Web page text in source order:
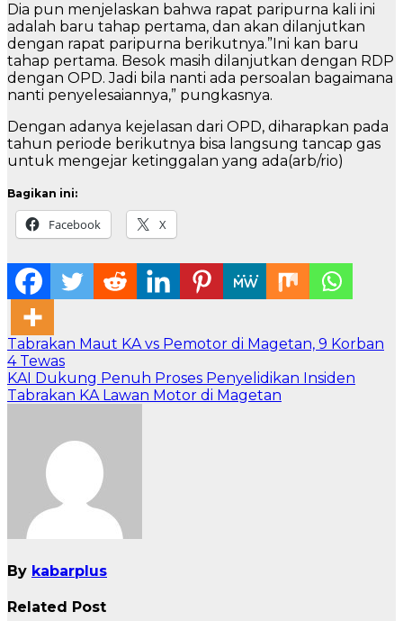
Dia pun menjelaskan bahwa rapat paripurna kali ini
adalah baru tahap pertama, dan akan dilanjutkan
dengan rapat paripurna berikutnya.”Ini kan baru
tahap pertama. Besok masih dilanjutkan dengan RDP
dengan OPD. Jadi bila nanti ada persoalan bagaimana
nanti penyelesaiannya,” pungkasnya.
Dengan adanya kejelasan dari OPD, diharapkan pada
tahun periode berikutnya bisa langsung tancap gas
untuk mengejar ketinggalan yang ada(arb/rio)
Bagikan ini:
Facebook X
Navigasi
pos
Tabrakan Maut KA vs Pemotor di Magetan, 9 Korban
4 Tewas
KAI Dukung Penuh Proses Penyelidikan Insiden
Tabrakan KA Lawan Motor di Magetan
By kabarplus
Related Post